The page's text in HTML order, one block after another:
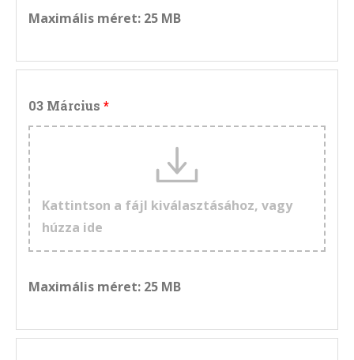
Maximális méret: 25 MB
03 Március
Kattintson a fájl kiválasztásához, vagy
húzza ide
Maximális méret: 25 MB